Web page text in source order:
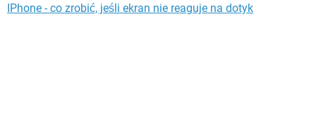
IPhone - co zrobić, jeśli ekran nie reaguje na dotyk